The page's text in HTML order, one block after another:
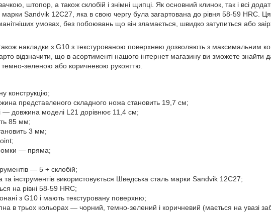
штопор, а також склобій і знімні щипці. Як основний клинок, так і всі
марки Sandvik 12C27, яка в свою чергу була загартована до рівня 58-59 HRC.
умовах, без побоювань що він зламається, швидко затупиться або
накладки з G10 з текстурованою поверхнею дозволяють з максимальним
відзначити, що в асортименті нашого інтернет магазину ви зможете знайти
зеленою або коричневою рукояттю.
конструкцію;
представленого складного ножа становить 19,7 см;
— довжина моделі L21 дорівнює 11,4 см;
85 мм;
3 мм;
— пряма;
— 5 + склобій;
та інструментів використовується Шведська сталь марки Sandvik 12C27;
на рівні 58-59 HRC;
з G10 і мають текстуровану поверхню;
в трьох кольорах — чорний, темно-зелений і коричневий (мається на увазі